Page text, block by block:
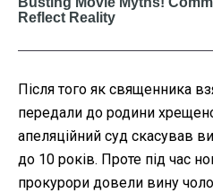
Після того як священника
передали до родини
апеляційний суд скасував
до 10 років. Проте під час
прокурори довели вину